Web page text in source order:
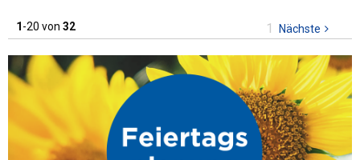
1-20 von 32
Sie
auf
Seite
1 Nächste Seite